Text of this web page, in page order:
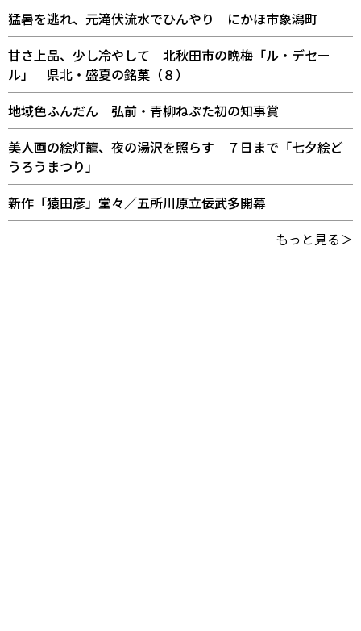
猛暑を逃れ、元滝伏流水でひんやり にかほ市象潟町
甘さ上品、少し冷やして 北秋田市の晩梅「ル・デセー
ル」 県北・盛夏の銘菓（８）
地域色ふんだん 弘前・青柳ねぷた初の知事賞
美人画の絵灯籠、夜の湯沢を照らす ７日まで「七夕絵ど
うろうまつり」
新作「猿田彦」堂々／五所川原立佞武多開幕
もっと見る＞